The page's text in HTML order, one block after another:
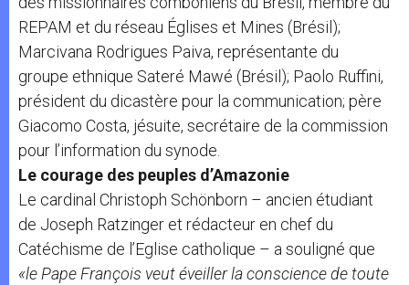
REPAM et du réseau Églises et Mines (Brésil);
Marcivana Rodrigues Paiva, représentante du
groupe ethnique Sateré Mawé (Brésil); Paolo Ruffini,
président du dicastère pour la communication; père
Giacomo Costa, jésuite, secrétaire de la commission
pour l’information du synode.
Le courage des peuples d’Amazonie
Le cardinal Christoph Schönborn – ancien étudiant
de Joseph Ratzinger et rédacteur en chef du
Catéchisme de l’Eglise catholique – a souligné que
«le Pape François veut éveiller la conscience de toute